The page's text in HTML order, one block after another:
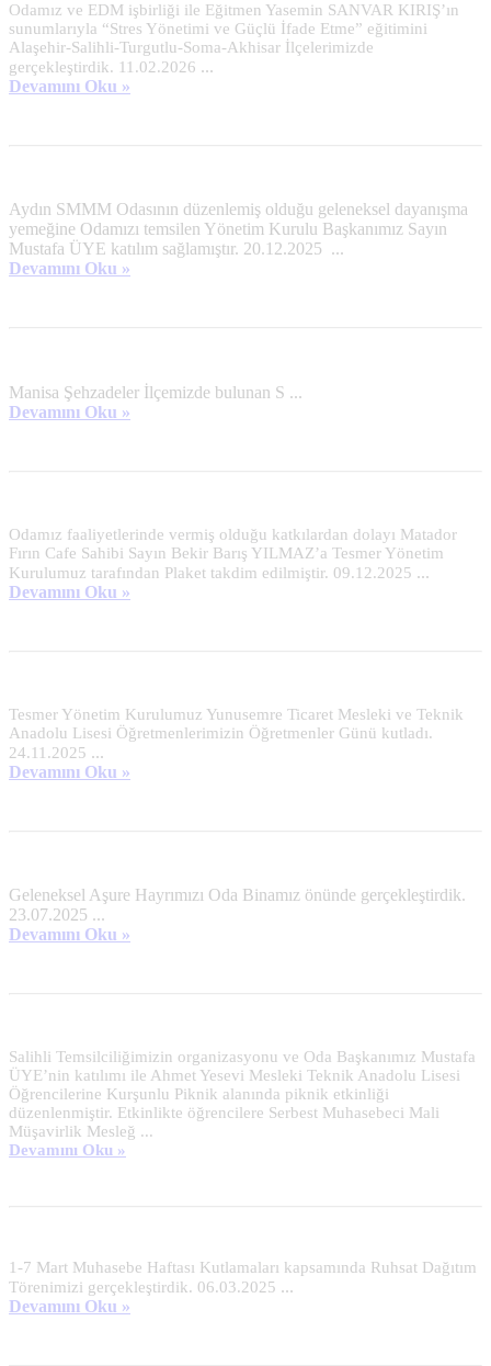
Odamız ve EDM işbirliği ile Eğitmen Yasemin SANVAR KIRIŞ’ın
sunumlarıyla “Stres Yönetimi ve Güçlü İfade Etme” eğitimini
Alaşehir-Salihli-Turgutlu-Soma-Akhisar İlçelerimizde
gerçekleştirdik. 11.02.2026 ...
Devamını Oku »
Aydın SMMM Odasının düzenlemiş olduğu geleneksel dayanışma
yemeğine Odamızı temsilen Yönetim Kurulu Başkanımız Sayın
Mustafa ÜYE katılım sağlamıştır. 20.12.2025 ...
Devamını Oku »
Manisa Şehzadeler İlçemizde bulunan S ...
Devamını Oku »
Odamız faaliyetlerinde vermiş olduğu katkılardan dolayı Matador
Fırın Cafe Sahibi Sayın Bekir Barış YILMAZ’a Tesmer Yönetim
Kurulumuz tarafından Plaket takdim edilmiştir. 09.12.2025 ...
Devamını Oku »
Tesmer Yönetim Kurulumuz Yunusemre Ticaret Mesleki ve Teknik
Anadolu Lisesi Öğretmenlerimizin Öğretmenler Günü kutladı.
24.11.2025 ...
Devamını Oku »
Geleneksel Aşure Hayrımızı Oda Binamız önünde gerçekleştirdik.
23.07.2025 ...
Devamını Oku »
Salihli Temsilciliğimizin organizasyonu ve Oda Başkanımız Mustafa
ÜYE’nin katılımı ile Ahmet Yesevi Mesleki Teknik Anadolu Lisesi
Öğrencilerine Kurşunlu Piknik alanında piknik etkinliği
düzenlenmiştir. Etkinlikte öğrencilere Serbest Muhasebeci Mali
Müşavirlik Mesleğ ...
Devamını Oku »
1-7 Mart Muhasebe Haftası Kutlamaları kapsamında Ruhsat Dağıtım
Törenimizi gerçekleştirdik. 06.03.2025 ...
Devamını Oku »